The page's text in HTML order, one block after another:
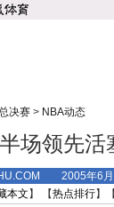
决赛 > NBA动态
场领先
2005年6
本文 】 【热点排行】